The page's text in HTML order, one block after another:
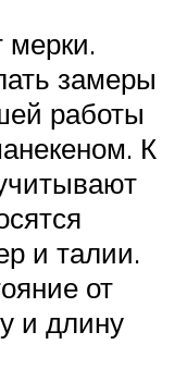
мерки.
замеры
работы
К
и талии.
от
и длину